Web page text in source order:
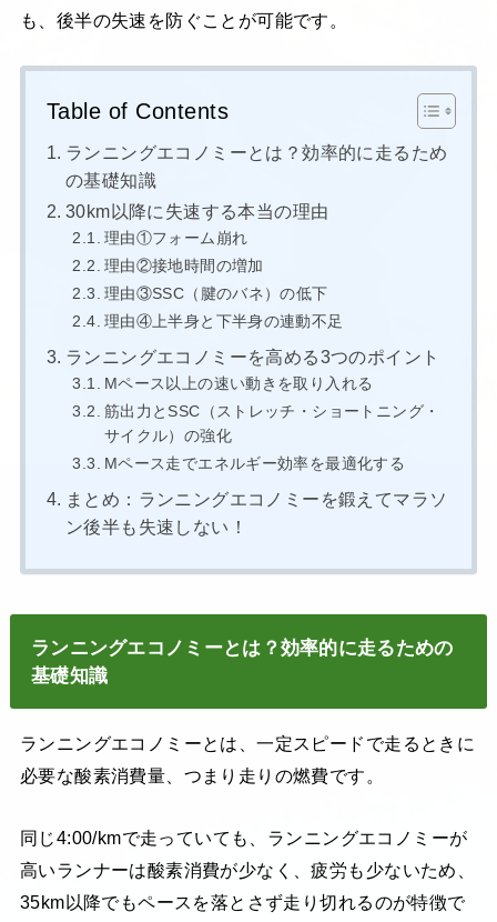
も、後半の失速を防ぐことが可能です。
Table of Contents
ランニングエコノミーとは？効率的に走るため
の基礎知識
30km以降に失速する本当の理由
理由①フォーム崩れ
理由②接地時間の増加
理由③SSC（腱のバネ）の低下
理由④上半身と下半身の連動不足
ランニングエコノミーを高める3つのポイント
Mペース以上の速い動きを取り入れる
筋出力とSSC（ストレッチ・ショートニング・
サイクル）の強化
Mペース走でエネルギー効率を最適化する
まとめ：ランニングエコノミーを鍛えてマラソ
ン後半も失速しない！
ランニングエコノミーとは？効率的に走るための
基礎知識
ランニングエコノミーとは、一定スピードで走るときに
必要な酸素消費量、つまり走りの燃費です。
同じ4:00/kmで走っていても、ランニングエコノミーが
高いランナーは酸素消費が少なく、疲労も少ないため、
35km以降でもペースを落とさず走り切れるのが特徴で